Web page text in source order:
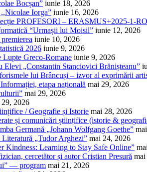
Bocșan” iunie 18, 2026
Iorga” iunie 16, 2026
PROFESORI – ERASMUS+2025-1-
“Urmașii lui Moisil” iunie 12, 2026
iunie 10, 2026
2026 iunie 9, 2026
Lupte Greco-Romane iunie 9, 2026
Elevi „Constantin Stanciovici Brănișteanu”
lui Brâncuși – izvor al exprimării
etapa națională mai 29, 2026
mai 29, 2026
29, 2026
/ Geografie și Istorie mai 28, 2026
și comunicări științifice (istorie &
Germană „Johann Wolfgang Goethe”
„Tudor Arghezi” mai 24, 2026
Kindness: Learning to Stay Safe Online”
cercetător și autor Cristian Presură
— program mai 21, 2026